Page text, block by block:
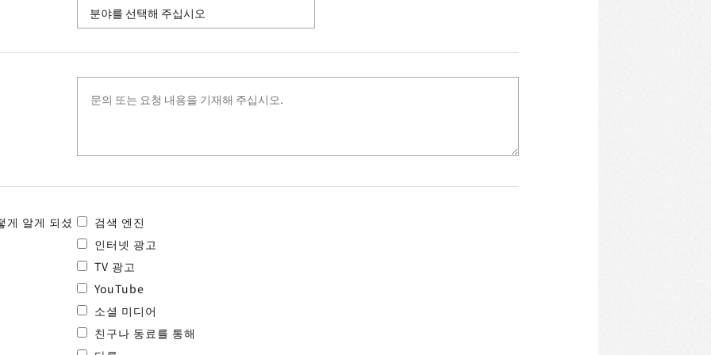
게 알게 되셨
검색 엔진
인터넷 광고
TV 광고
YouTube
소셜 미디어
친구나 동료를 통해